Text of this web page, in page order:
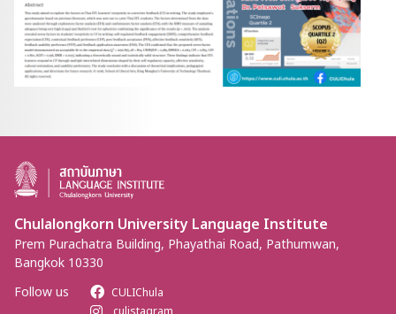
Chulalongkorn University Language Institute
Prem Purachatra Building, Phayathai Road, Pathumwan,
Bangkok 10330
Follow us
CULIChula
culistagram